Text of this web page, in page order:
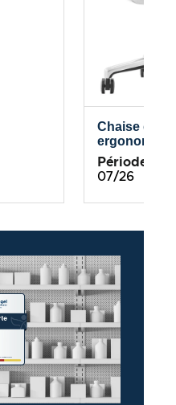
Chaise de
Période de
07/26